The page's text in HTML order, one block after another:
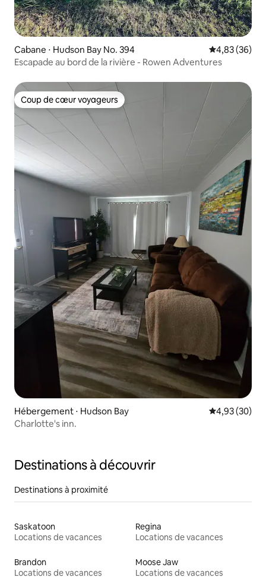
Cabane ⋅ Hudson Bay No. 394 Évaluation
4,83 (36)
Escapade au bord de la rivière - Rowen Adventures
Coup de cœur voyageurs
Coup de cœur voyageurs
Hébergement ⋅ Hudson Bay Évaluation
4,93 (30)
Charlotte's inn.
Destinations à découvrir
Destinations à proximité
Saskatoon
Locations de vacances
Regina
Locations de vacances
Brandon
Locations de vacances
Moose Jaw
Locations de vacances